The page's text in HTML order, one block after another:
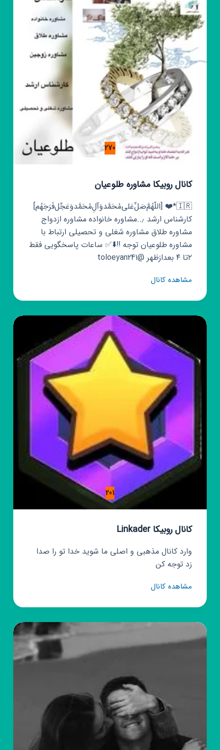
270
کانال روبیکا مشاوره طلوعیان
🇮🇷*❤️ [اللّهُمَّ‌صَلِّ‌عَلی‌مُحَمَّدوَآلِ‌مُحَمَّدوَعَجِّل‌فَرَجَهُم]
کارشناس ارشد ٫..مشاوره خانواده مشاوره ازدواج
مشاوره طلاق مشاوره شغلی و تحصیلی ارتباط با
مشاوره طلوعیان توجه ‼️⬇️✅ ساعات پاسخگویی فقط
۲تا ۴ بعدازظهر @toloeyan241
مشاهده کانالکانال
مشاوره
طلوعیان
201
کانال روبیکا Linkader
وارد کانال مذهبی و اصلی ما شوید خدا تو را صدا
زد توجه کن
مشاهده کانالکانال
Linkader